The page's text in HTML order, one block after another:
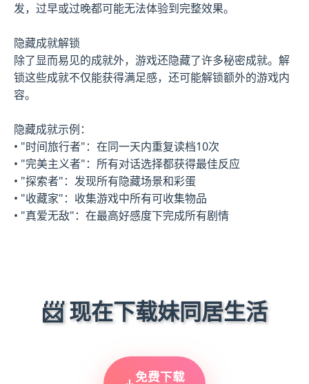
发，过早或过晚都可能无法体验到完整效果。
隐藏成就解锁
除了显而易见的成就外，游戏还隐藏了许多秘密成就。解
锁这些成就不仅能获得满足感，还可能解锁额外的游戏内
容。
隐藏成就示例：
• "时间旅行者"：在同一天内重复读档10次
• "完美主义者"：所有对话选择都获得最佳反应
• "探索者"：发现所有隐藏场景和彩蛋
• "收藏家"：收集游戏中所有可收集物品
• "真爱无敌"：在最高好感度下完成所有剧情
📨 现在下载妹同居生活
免费下载